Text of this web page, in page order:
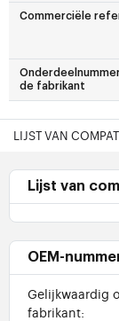
Commerciële
de fabrikant
LIJST VAN
Lijst van
OEM-
Gelijkwaardig
fabrikant: